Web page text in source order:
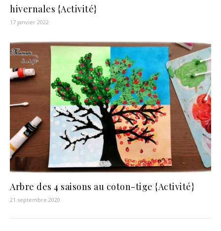
hivernales {Activité}
17 janvier 2022
Arbre des 4 saisons au coton-tige {Activité}
21 septembre 2020